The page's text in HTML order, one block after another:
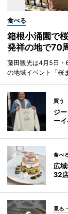
食べる
箱根小涌園で
発祥の地で70
藤田観光は4月5日・
の地域イベント「桜
買う
ジ
ー
食べ
広
32
見る